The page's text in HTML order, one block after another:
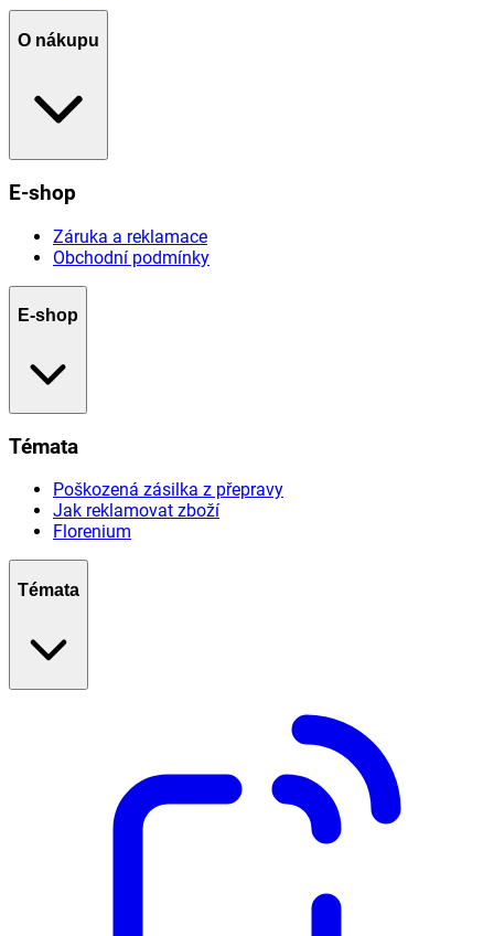
O nákupu
E-shop
Záruka a reklamace
Obchodní podmínky
E-shop
Témata
Poškozená zásilka z přepravy
Jak reklamovat zboží
Florenium
Témata